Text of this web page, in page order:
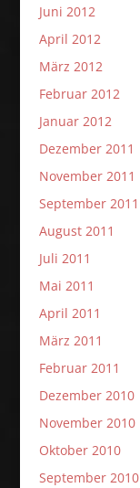
Juni 2012
April 2012
März 2012
Februar 2012
Januar 2012
Dezember 2011
November 2011
September 2011
August 2011
Juli 2011
Mai 2011
April 2011
März 2011
Februar 2011
Dezember 2010
November 2010
Oktober 2010
September 2010